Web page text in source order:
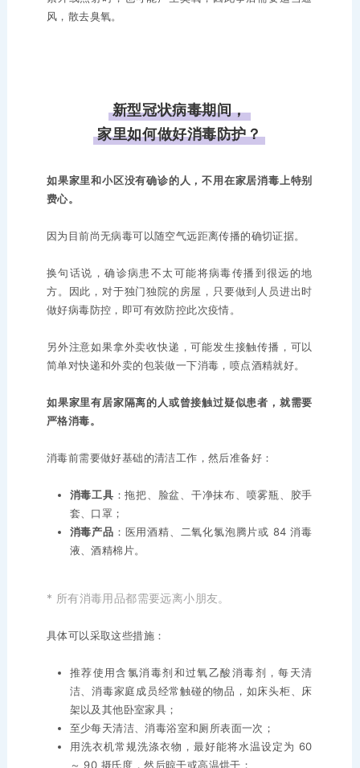
风，散去臭氧。
新型冠状病毒期间，
家里如何做好消毒防护？
如果家里和小区没有确诊的人，不用在家居消毒上特别
费心。
因为目前尚无病毒可以随空气远距离传播的确切证据。
换句话说，确诊病患不太可能将病毒传播到很远的地
方。因此，对于独门独院的房屋，只要做到人员进出时
做好病毒防控，即可有效防控此次疫情。
另外注意如果拿外卖收快递，可能发生接触传播，可以
简单对快递和外卖的包装做一下消毒，喷点酒精就好。
如果家里有居家隔离的人或曾接触过疑似患者，就需要
严格消毒。
消毒前需要做好基础的清洁工作，然后准备好：
消毒工具 ：拖把、脸盆、干净抹布、喷雾瓶、胶手
套、口罩；
消毒产品 ：医用酒精、二氧化氯泡腾片或 84 消毒
液、酒精棉片。
* 所有消毒用品都需要远离小朋友。
具体可以采取这些措施：
推荐使用含氯消毒剂和过氧乙酸消毒剂，每天清
洁、消毒家庭成员经常触碰的物品，如床头柜、床
架以及其他卧室家具；
至少每天清洁、消毒浴室和厕所表面一次；
用洗衣机常规洗涤衣物，最好能将水温设定为 60
～ 90 摄氏度，然后晾干或高温烘干；